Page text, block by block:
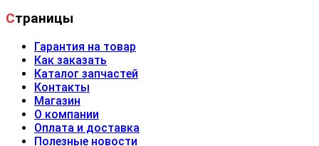
Страницы
Гарантия на товар
Как заказать
Каталог запчастей
Контакты
Магазин
О компании
Оплата и доставка
Полезные новости